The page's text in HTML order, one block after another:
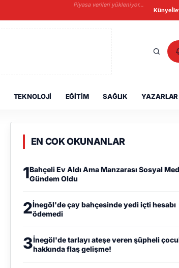
Piyasa verileri yükleniyor...
Künye
TEKNOLOJI EĞITIM SAĞLIK YAZARLAR
EN COK OKUNANLAR
1Bahçeli Ev Aldı Ama Manzarası Sosyal
Gündem Oldu
2İnegöl'de çay bahçesinde yedi içti hesabı
ödemedi
3İnegöl'de tarlayı ateşe veren şüpheli
hakkında flaş gelişme!